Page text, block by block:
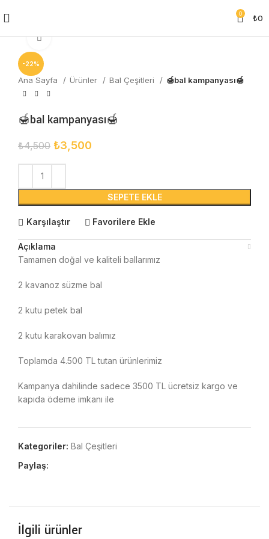
0 ₺0
-22%
Ana Sayfa Ürünler Bal Çeşitleri 🍯bal kampanyası🍯
🍯bal kampanyası🍯
₺4,500 ₺3,500
SEPETE EKLE
Karşılaştır Favorilere Ekle
Açıklama
Tamamen doğal ve kaliteli ballarımız
2 kavanoz süzme bal
2 kutu petek bal
2 kutu karakovan balımız
Toplamda 4.500 TL tutan ürünlerimiz
Kampanya dahilinde sadece 3500 TL ücretsiz kargo ve
kapıda ödeme imkanı ile
Kategoriler: Bal Çeşitleri
Paylaş:
İlgili ürünler